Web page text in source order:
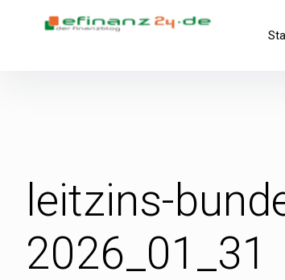
überspringenefinanz24.de
der FinanzBlog
leitzins-
2026_01_31